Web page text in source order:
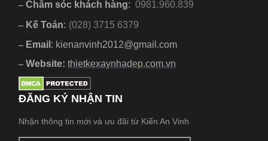
– Chăm sóc khách hàng: 0981.960.839
– Kế Toán: (028) 3715 6379
– Email : kienanvinh2012@gmail.com
– Website:thietkexaynhadep.com.vn
ĐĂNG KÝ NHẬN TIN
Nhận thông tin mới và ưu đãi từ Kiến An Vinh